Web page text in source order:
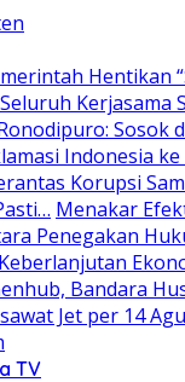
Hentikan
Kerjasama
Sosok
Indonesia
Korupsi
Menakar
Penegakan
Bandara
Jet per 14
TV